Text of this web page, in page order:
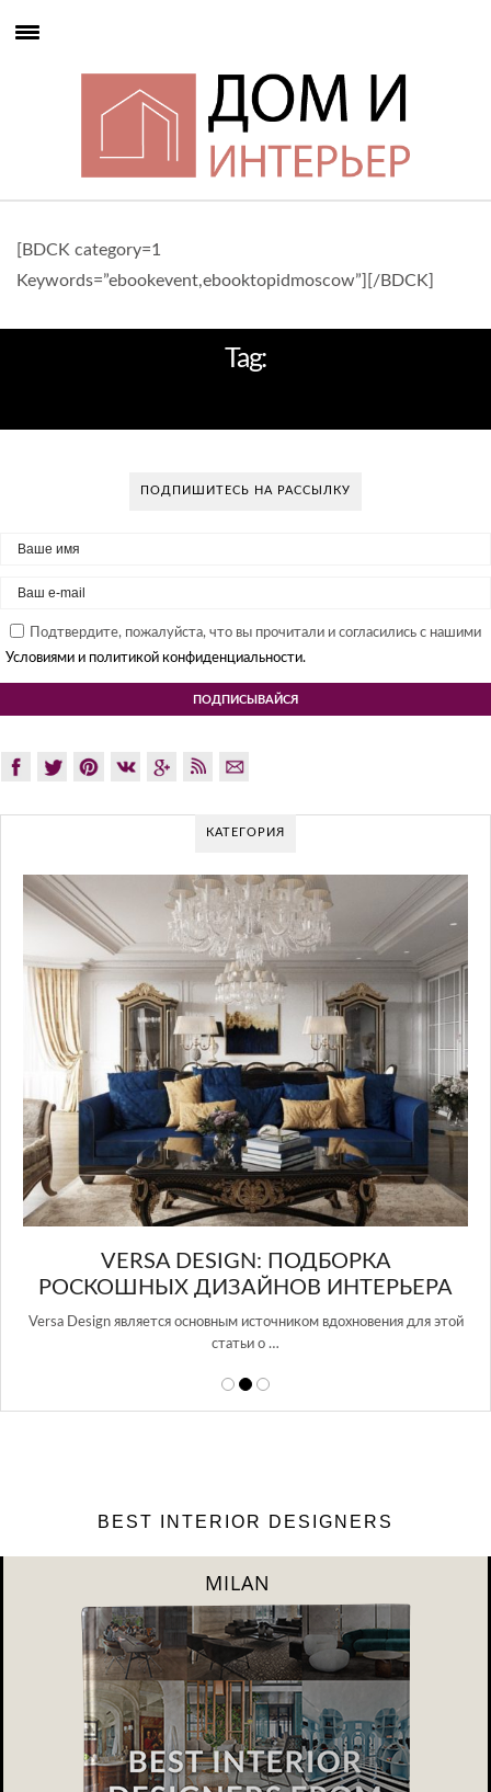
[BDCK category=1
Keywords=”ebookevent,ebooktopidmoscow”][/BDCK]
Tag:
ПОДПИШИТЕСЬ НА РАССЫЛКУ
Подтвердите, пожалуйста, что вы прочитали и согласились с нашими
Условиями и политикой конфиденциальности.
КАТЕГОРИЯ
ИНТЕРЬЕРА
вдохновения для этой
GLAZOV DESIGN GROUP –
ПОДХОД К
Glazov Design Group- это одна из лучших студий
в Росси…
BEST INTERIOR DESIGNERS
DUBAI